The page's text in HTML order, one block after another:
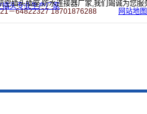
空插头插座,防水连接器厂家,我们竭诚为您服
－64822327 18701876288
网站地图